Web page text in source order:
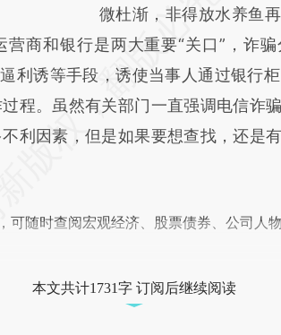
微杜渐，非得放水养鱼
营商和银行是两大重要“关口”，诈
利诱等手段，诱使当事人通过银行
程。虽然有关部门一直强调电信诈
利因素，但是如果要想查找，还是
，可随时查阅宏观经济、股票债券、公司人
本文共计1731字 订阅后继续阅读